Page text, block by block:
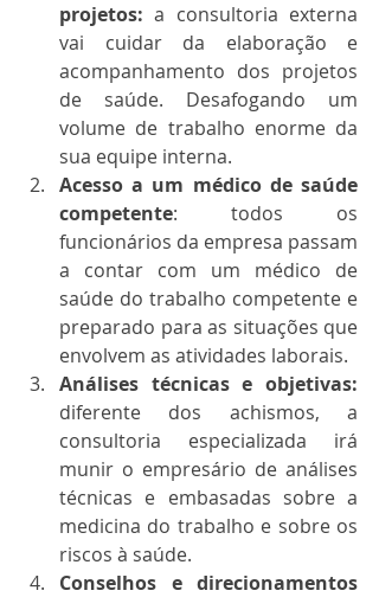
projetos: a consultoria externa
vai cuidar da elaboração e
acompanhamento dos projetos
de saúde. Desafogando um
volume de trabalho enorme da
sua equipe interna.
Acesso a um médico de saúde
competente: todos os
funcionários da empresa passam
a contar com um médico de
saúde do trabalho competente e
preparado para as situações que
envolvem as atividades laborais.
diferente dos achismos, a
consultoria especializada irá
munir o empresário de análises
técnicas e embasadas sobre a
medicina do trabalho e sobre os
riscos à saúde.
Conselhos e direcionamentos